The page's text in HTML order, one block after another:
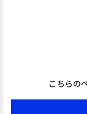
こちらの